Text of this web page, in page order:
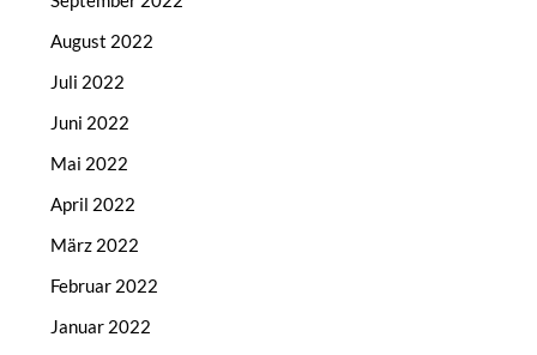
August 2022
Juli 2022
Juni 2022
Mai 2022
April 2022
März 2022
Februar 2022
Januar 2022